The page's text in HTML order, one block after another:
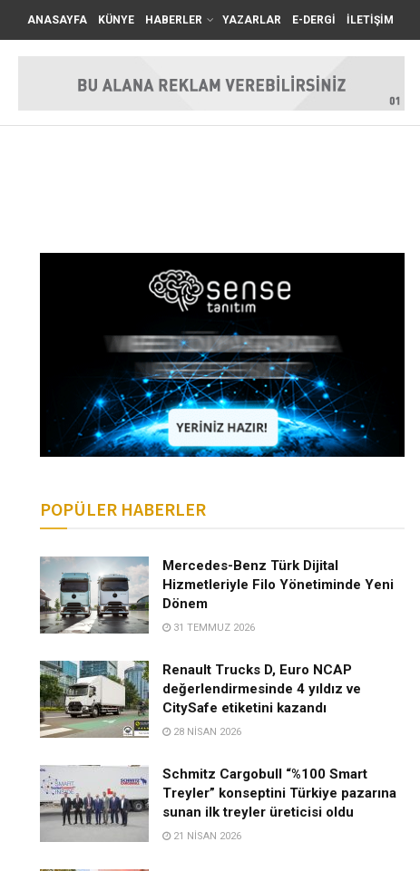
ANASAYFA KÜNYE HABERLER YAZARLAR E-DERGİ İLETİŞİM
POPÜLER HABERLER
Mercedes-Benz Türk Dijital
Hizmetleriyle Filo Yönetiminde Yeni
Dönem
31 TEMMUZ 2026
Renault Trucks D, Euro NCAP
değerlendirmesinde 4 yıldız ve
CitySafe etiketini kazandı
28 NISAN 2026
Schmitz Cargobull “%100 Smart
Treyler” konseptini Türkiye pazarına
sunan ilk treyler üreticisi oldu
21 NISAN 2026